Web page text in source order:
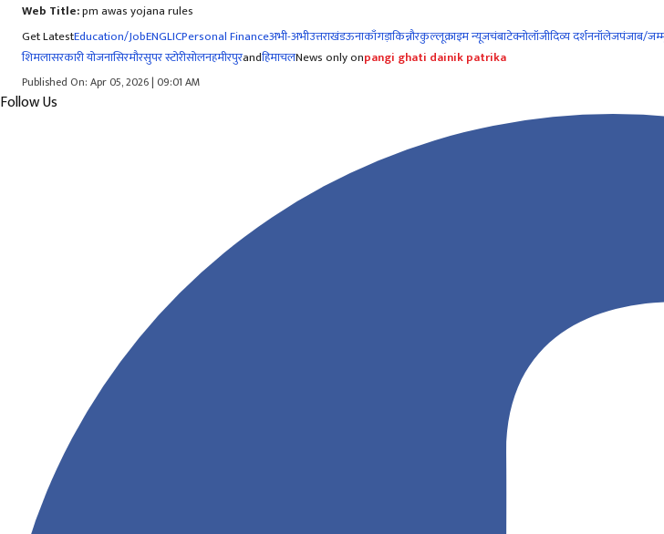
Web Title:pm awas yojana rules
Get LatestEducation/JobENGLICPersonal Financeअभी-अभीउत्तराखंडऊनाकाँगड़ाकिन्नौरकुल्लूक्राइम न्यूजचंबाटेक्नोलॉजीदिव्य दर्शननॉलेजपंजाब/
शिमलासरकारी योजनासिरमौरसुपर स्टोरीसोलनहमीरपुरandहिमाचलNews only onpangi ghati dainik patrika
Published On: Apr 05, 2026 | 09:01 AM
Follow Us